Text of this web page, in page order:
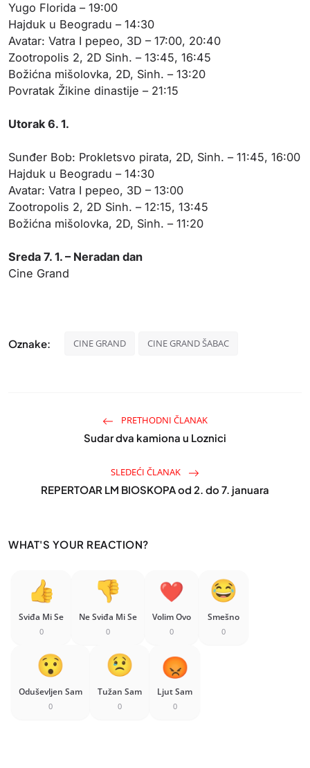
Yugo Florida – 19:00
Hajduk u Beogradu – 14:30
Avatar: Vatra I pepeo, 3D – 17:00, 20:40
Zootropolis 2, 2D Sinh. – 13:45, 16:45
Božićna mišolovka, 2D, Sinh. – 13:20
Povratak Žikine dinastije – 21:15
Utorak 6. 1.
Sunđer Bob: Prokletsvo pirata, 2D, Sinh. – 11:45, 16:00
Hajduk u Beogradu – 14:30
Avatar: Vatra I pepeo, 3D – 13:00
Zootropolis 2, 2D Sinh. – 12:15, 13:45
Božićna mišolovka, 2D, Sinh. – 11:20
Sreda 7. 1. – Neradan dan
Cine Grand
Oznake: CINE GRAND CINE GRAND ŠABAC
PRETHODNI ČLANAK
Sudar dva kamiona u Loznici
SLEDEĆI ČLANAK
REPERTOAR LM BIOSKOPA od 2. do 7. januara
WHAT'S YOUR REACTION?
Sviđa Mi Se
0
Ne Sviđa Mi Se
0
Volim Ovo
0
Smešno
0
Oduševljen Sam
0
Tužan Sam
0
Ljut Sam
0